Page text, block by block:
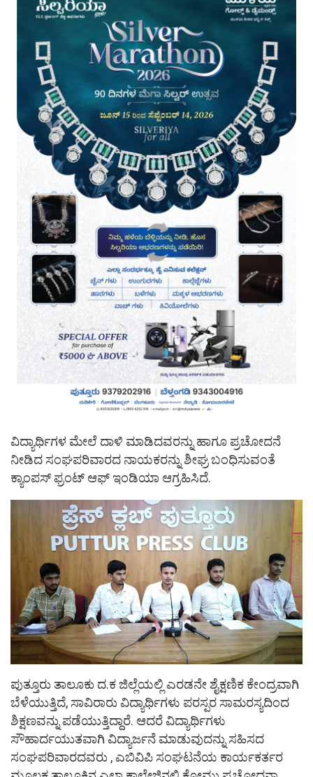
ವಿದ್ಯಾರ್ಥಿಗಳ ಮೇಲೆ ದಾಳಿ ಮಾಡಿದವರನ್ನು ಹಾಗೂ ಪ್ರಚೋದನೆ
ನೀಡಿದ ಸಂಘಪರಿವಾರದ ನಾಯಕರನ್ನು ಶೀಘ್ರ ಬಂಧಿಸುವಂತೆ
ಕ್ಯಾಂಪಸ್ ಫ್ರಂಟ್ ಆಫ್ ಇಂಡಿಯಾ ಆಗ್ರಹಿಸಿದೆ.
ಪುತ್ತೂರು ತಾಲೂಕು ದ.ಕ ಜಿಲ್ಲೆಯಲ್ಲಿ ಎರಡನೇ ಶೈಕ್ಷಣಿಕ ಕೇಂದ್ರವಾಗಿ
ಬೆಳೆಯುತ್ತಿದೆ, ಸಾವಿರಾರು ವಿದ್ಯಾರ್ಥಿಗಳು ಪರಸ್ಪರ ಸಾಮರಸ್ಯದಿಂದ
ಶಿಕ್ಷಣವನ್ನು ಪಡೆಯುತ್ತಿದ್ದಾರೆ. ಆದರೆ ವಿದ್ಯಾರ್ಥಿಗಳು
ಸೌಹಾರ್ದಯುತವಾಗಿ ವಿದ್ಯಾರ್ಜನೆ ಮಾಡುವುದನ್ನು ಸಹಿಸದ
ಸಂಘಪರಿವಾರದವರು , ಎಬಿವಿಪಿ ಸಂಘಟನೆಯ ಕಾರ್ಯಕರ್ತರ